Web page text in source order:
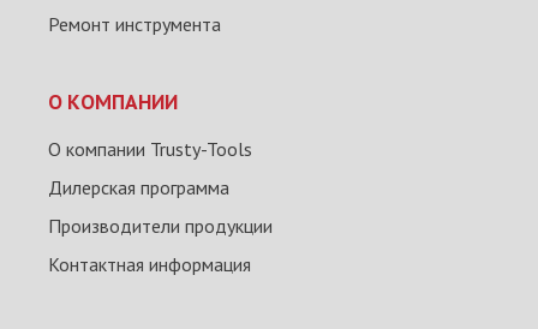
Ремонт инструмента
О КОМПАНИИ
О компании Trusty-Tools
Дилерская программа
Производители продукции
Контактная информация